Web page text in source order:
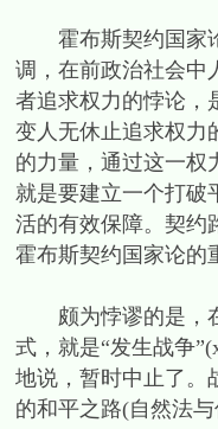
霍布斯契约国家论
调，在前政治社会中
者追求权力的悖论，
变人无休止追求权力
的力量，通过这一权
就是要建立一个打破
活的有效保障。契约
霍布斯契约国家论的
颇为悖谬的是，在
式，就是“发生战争
地说，暂时中止了。
的和平之路(自然法